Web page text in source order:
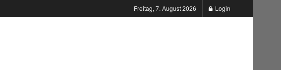
Freitag, 7. August 2026 Login